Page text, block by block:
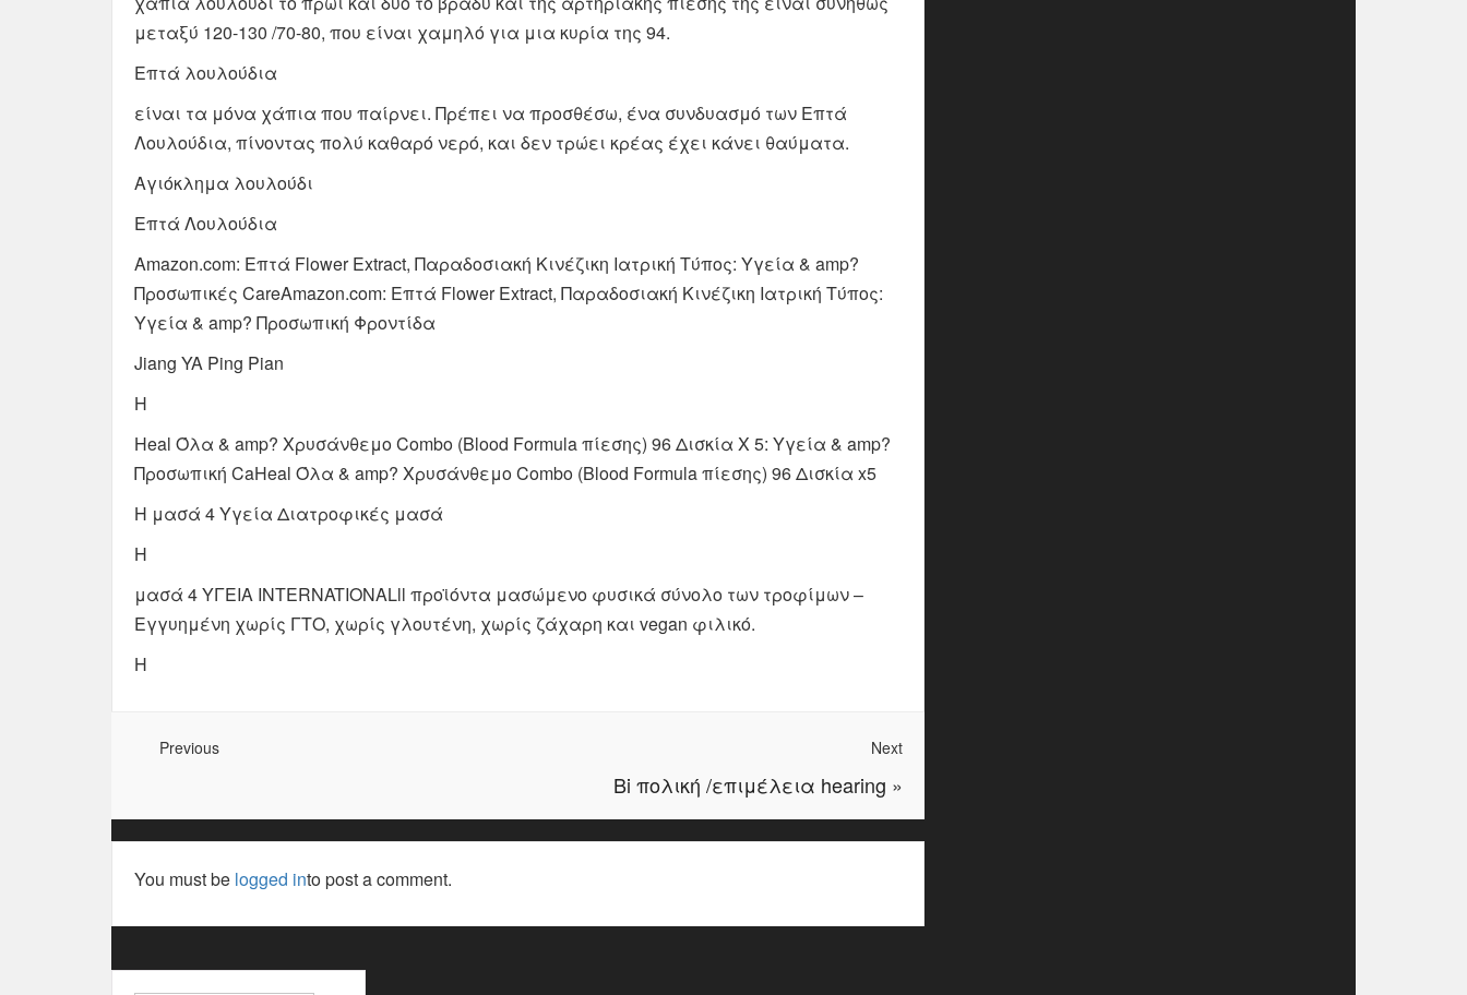
μεταξύ 120-130 /70-80, που είναι χαμηλό για μια κυρία της 94.
Επτά λουλούδια
είναι τα μόνα χάπια που παίρνει. Πρέπει να προσθέσω, ένα συνδυασμό των Επτά
Λουλούδια, πίνοντας πολύ καθαρό νερό, και δεν τρώει κρέας έχει κάνει θαύματα.
Αγιόκλημα λουλούδι
Επτά Λουλούδια
Amazon.com: Επτά Flower Extract, Παραδοσιακή Κινέζικη Ιατρική Τύπος: Υγεία & amp?
Προσωπικές CareAmazon.com: Επτά Flower Extract, Παραδοσιακή Κινέζικη Ιατρική Τύπος:
Υγεία & amp? Προσωπική Φροντίδα
Jiang YA Ping Pian
Η
Heal Όλα & amp? Χρυσάνθεμο Combo (Blood Formula πίεσης) 96 Δισκία X 5: Υγεία & amp?
Προσωπική CaHeal Όλα & amp? Χρυσάνθεμο Combo (Blood Formula πίεσης) 96 Δισκία x5
Η μασά 4 Υγεία Διατροφικές μασά
Η
μασά 4 ΥΓΕΙΑ INTERNATIONALll προϊόντα μασώμενο φυσικά σύνολο των τροφίμων –
Εγγυημένη χωρίς ΓΤΟ, χωρίς γλουτένη, χωρίς ζάχαρη και vegan φιλικό.
Η
Next
Bi πολική /επιμέλεια hearing »
Previous
You must be logged into post a comment.